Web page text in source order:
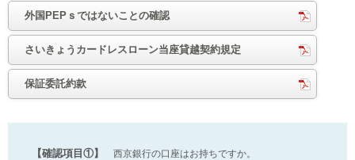
外国PEPｓではないことの確認
さいきょうカードレスローン当座貸越契約規定
保証委託約款
【確認項目①】
西京銀行の口座はお持ちですか。